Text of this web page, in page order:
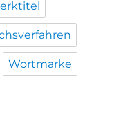
Wortmarke